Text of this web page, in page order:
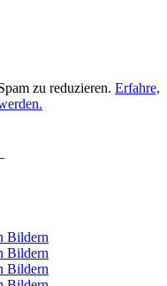
zu reduzieren. Erfahre,